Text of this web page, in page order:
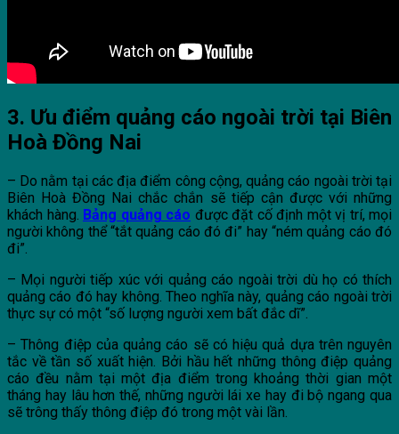
3. Ưu điểm quảng cáo ngoài trời tại Biên
Hoà Đồng Nai
– Do nằm tại các địa điểm công cộng, quảng cáo ngoài trời tại
Biên Hoà Đồng Nai chắc chắn sẽ tiếp cận được với những
khách hàng. Bảng quảng cáo được đặt cố định một vị trí, mọi
người không thể “tắt quảng cáo đó đi” hay “ném quảng cáo đó
đi”.
– Mọi người tiếp xúc với quảng cáo ngoài trời dù họ có thích
quảng cáo đó hay không. Theo nghĩa này, quảng cáo ngoài trời
thực sự có một “số lượng người xem bất đắc dĩ”.
– Thông điệp của quảng cáo sẽ có hiệu quả dựa trên nguyên
tắc về tần số xuất hiện. Bởi hầu hết những thông điệp quảng
cáo đều nằm tại một địa điểm trong khoảng thời gian một
tháng hay lâu hơn thế, những người lái xe hay đi bộ ngang qua
sẽ trông thấy thông điệp đó trong một vài lần.